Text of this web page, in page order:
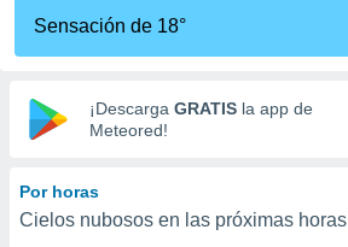
calidad.
a este
las
y
digital
basada
Sensación de 18°
¡Descarga GRATIS la app de
Meteored!
Por horas
Cielos nubosos en las próximas horas